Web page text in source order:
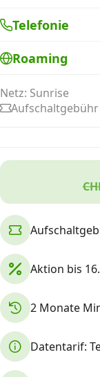
Telefonie
Roaming
Netz: Sunrise
Aufschaltgebühr
Aktion bis
2 Monate
Datentarif: